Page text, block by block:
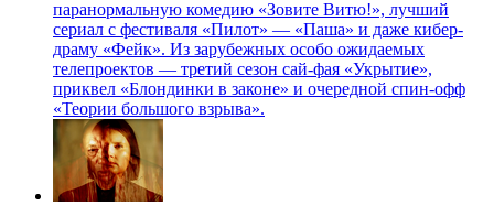
паранормальную комедию «Зовите Витю!», лучший
сериал с фестиваля «Пилот» — «Паша» и даже кибер-
драму «Фейк». Из зарубежных особо ожидаемых
телепроектов — третий сезон сай-фая «Укрытие»,
приквел «Блондинки в законе» и очередной спин-офф
«Теории большого взрыва».